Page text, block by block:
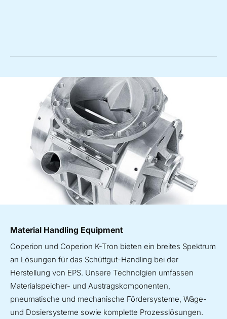
Material Handling Equipment
Coperion und Coperion K-Tron bieten ein breites Spektrum
an Lösungen für das Schüttgut-Handling bei der
Herstellung von EPS. Unsere Technolgien umfassen
Materialspeicher- und Austragskomponenten,
pneumatische und mechanische Fördersysteme, Wäge-
und Dosiersysteme sowie komplette Prozesslösungen.